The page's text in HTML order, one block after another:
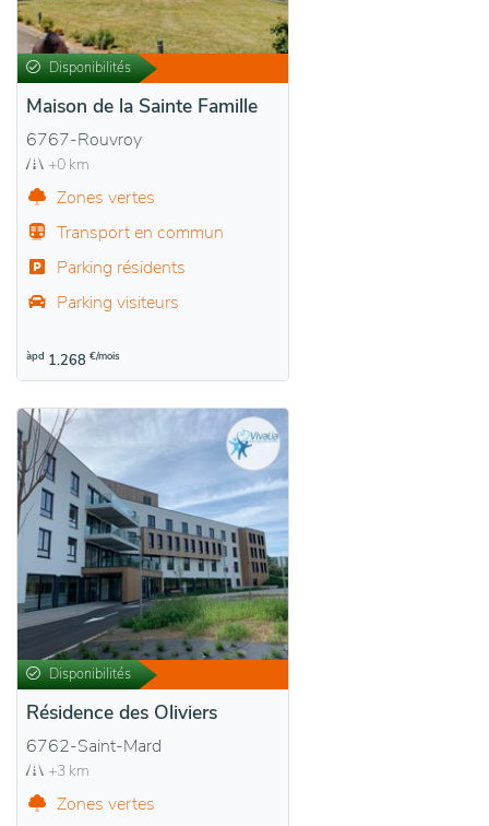
Disponibilités
Maison de la Sainte Famille
6767-Rouvroy
+0 km
Zones vertes
Transport en commun
Parking résidents
Parking visiteurs
àpd 1.268 €/mois
Disponibilités
Résidence des Oliviers
6762-Saint-Mard
+3 km
Zones vertes